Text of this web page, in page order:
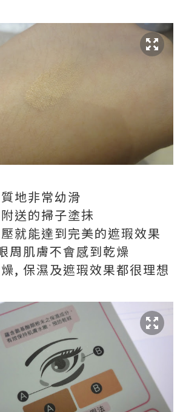
地非常幼滑
送的掃子塗抺
就能達到完美的遮瑕效果
周肌膚不會感到乾燥
, 保濕及遮瑕效果都很理想